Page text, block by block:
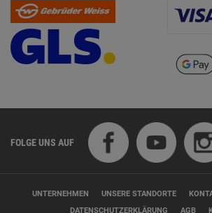
FOLGE UNS AUF
UNTERNEHMEN UNSERE STANDORTE
DATENSCHUTZERKLÄRUNG
AGB